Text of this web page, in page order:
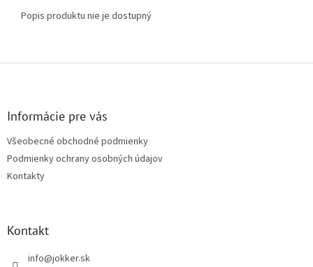
Popis produktu nie je dostupný
Informácie pre vás
Všeobecné obchodné podmienky
Podmienky ochrany osobných údajov
Kontakty
Kontakt
info@jokker.sk